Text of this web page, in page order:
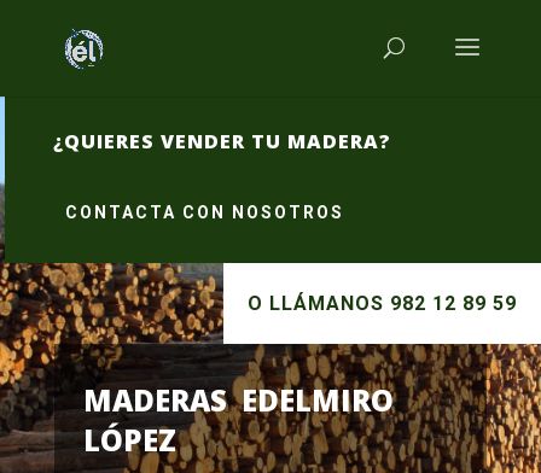
¿QUIERES VENDER TU MADERA?
CONTACTA CON NOSOTROS
O LLÁMANOS 982 12 89 59
MADERAS EDELMIRO
LÓPEZ